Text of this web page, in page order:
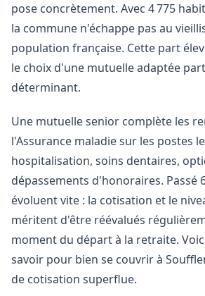
pose concrètement. Avec 4 775
la commune n'échappe pas au
population française. Cette part
le choix d'une mutuelle adaptée
déterminant.
Une mutuelle senior complète les
l'Assurance maladie sur les postes
hospitalisation, soins dentaires,
dépassements d'honoraires. Passé
évoluent vite : la cotisation et le
méritent d'être réévalués
moment du départ à la retraite.
savoir pour bien se couvrir à
de cotisation superflue.